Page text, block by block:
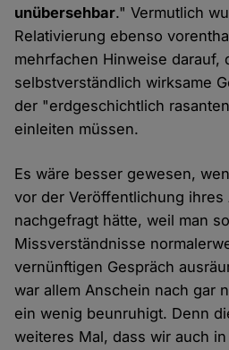
unübersehbar." Vermutlich
Relativierung ebenso
mehrfachen Hinweise darauf,
selbstverständlich wirksame
der "erdgeschichtlich
einleiten müssen.
Es wäre besser gewesen,
vor der Veröffentlichung ihres
nachgefragt hätte, weil man
Missverständnisse
vernünftigen Gespräch
war allem Anschein nach gar
ein wenig beunruhigt. Denn
weiteres Mal, dass wir auch